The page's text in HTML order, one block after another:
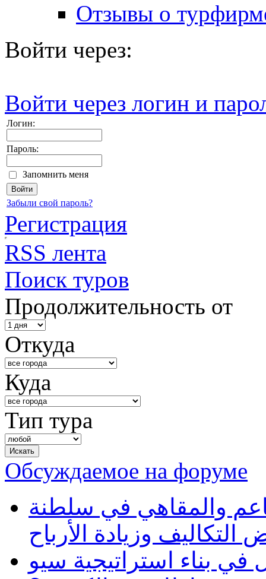
Отзывы о
Войти через:
Войти через логин и
Логин:
Пароль:
Запомнить меня
Забыли свой пароль?
Регистрация
RSS лента
Поиск туров
Продолжительность от
Откуда
Куда
Тип тура
Обсуждаемое на форуме
والمقاهي في سلطنة
وزيادة الأرباح
بناء استراتيجية سيو